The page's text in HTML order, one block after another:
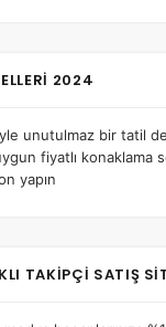
2024
unutulmaz bir tatil
fiyatlı konaklama
yapın
TAKIPÇI SATIŞ